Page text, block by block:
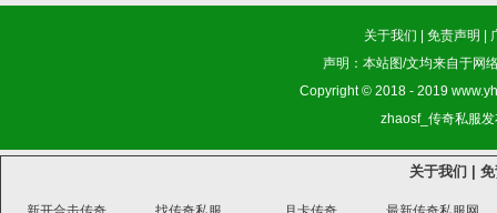
关于我们 免责声明
声明：本站图/文均来自于网
Copyright © 2018 - 2019
zhaosf_传奇私服
关于我们